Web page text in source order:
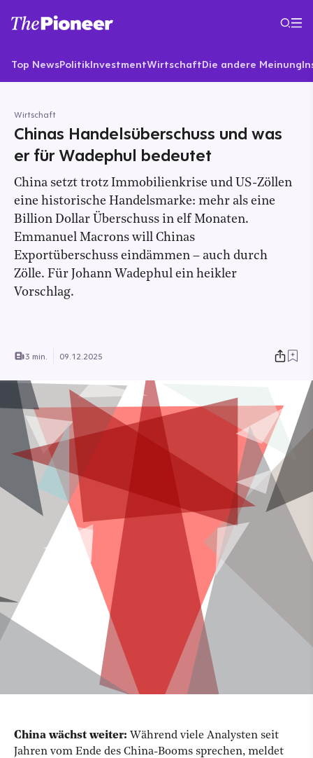
Top NewsPolitikInvestmentWirtschaftDie andere Meinung
Wirtschaft
Chinas Handelsüberschuss und was
er für Wadephul bedeutet
China setzt trotz Immobilienkrise und US-Zöllen
eine historische Handelsmarke: mehr als eine
Billion Dollar Überschuss in elf Monaten.
Emmanuel Macrons will Chinas
Exportüberschuss eindämmen – auch durch
Zölle. Für Johann Wadephul ein heikler
Vorschlag.
3 min. 09.12.2025
China wächst weiter: Während viele Analysten seit
Jahren vom Ende des China-Booms sprechen, meldet